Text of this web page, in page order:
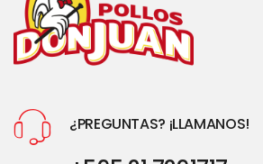
¿PREGUNTAS? ¡LLAMANOS!